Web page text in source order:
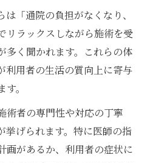
「通院の負担がなくなり、
リラックスしながら施術を受
多く聞かれます。これらの体
利用者の生活の質向上に寄与
。
術者の専門性や対応の丁寧
挙げられます。特に医師の指
画があるか、利用者の症状に